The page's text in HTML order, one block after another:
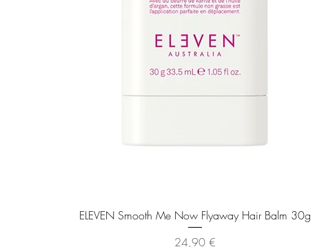
Pikakatselu
ELEVEN Smooth Me Now Flyaway Hair Balm 30g
Hinta
24,90 €